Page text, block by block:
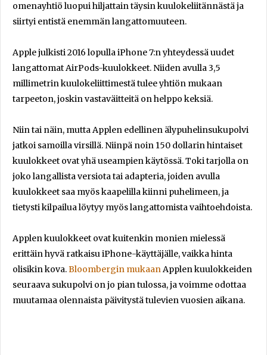
omenayhtiö luopui hiljattain täysin kuulokeliitännästä ja
siirtyi entistä enemmän langattomuuteen.
Apple julkisti 2016 lopulla iPhone 7:n yhteydessä uudet
langattomat AirPods-kuulokkeet. Niiden avulla 3,5
millimetrin kuulokeliittimestä tulee yhtiön mukaan
tarpeeton, joskin vastaväitteitä on helppo keksiä.
Niin tai näin, mutta Applen edellinen älypuhelinsukupolvi
jatkoi samoilla virsillä. Niinpä noin 150 dollarin hintaiset
kuulokkeet ovat yhä useampien käytössä. Toki tarjolla on
joko langallista versiota tai adapteria, joiden avulla
kuulokkeet saa myös kaapelilla kiinni puhelimeen, ja
tietysti kilpailua löytyy myös langattomista vaihtoehdoista.
Applen kuulokkeet ovat kuitenkin monien mielessä
erittäin hyvä ratkaisu iPhone-käyttäjälle, vaikka hinta
olisikin kova.Bloombergin mukaanApplen kuulokkeiden
seuraava sukupolvi on jo pian tulossa, ja voimme odottaa
muutamaa olennaista päivitystä tulevien vuosien aikana.